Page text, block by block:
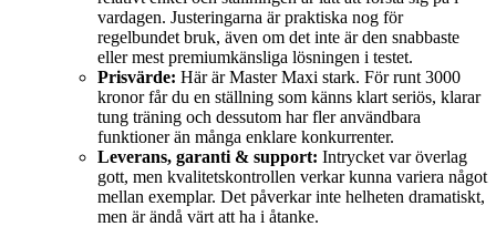
vardagen. Justeringarna är praktiska nog för
regelbundet bruk, även om det inte är den snabbaste
eller mest premiumkänsliga lösningen i testet.
Prisvärde: Här är Master Maxi stark. För runt 3000
kronor får du en ställning som känns klart seriös, klarar
tung träning och dessutom har fler användbara
funktioner än många enklare konkurrenter.
Leverans, garanti & support: Intrycket var överlag
gott, men kvalitetskontrollen verkar kunna variera något
mellan exemplar. Det påverkar inte helheten dramatiskt,
men är ändå värt att ha i åtanke.